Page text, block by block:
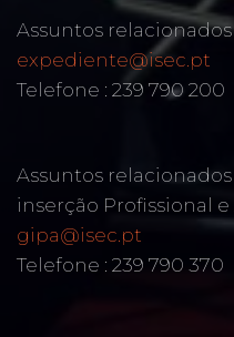
Assuntos
expediente@isec.pt
Telefone : 239 790 200
Assuntos
inserção Profissional
gipa@isec.pt
Telefone : 239 790 370